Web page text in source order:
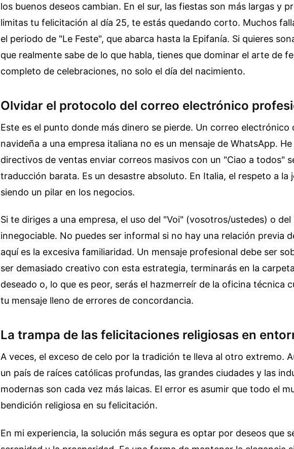
los buenos deseos cambian. En el sur, las fiestas son más largas y
limitas tu felicitación al día 25, te estás quedando corto. Muchos
el periodo de "Le Feste", que abarca hasta la Epifanía. Si quieres
que realmente sabe de lo que habla, tienes que dominar el arte de
completo de celebraciones, no solo el día del nacimiento.
Olvidar el protocolo del correo electrónico
Este es el punto donde más dinero se pierde. Un correo electrónico
navideña a una empresa italiana no es un mensaje de WhatsApp.
directivos de ventas enviar correos masivos con un "Ciao a todos"
traducción barata. Es un desastre absoluto. En Italia, el respeto a la
siendo un pilar en los negocios.
Si te diriges a una empresa, el uso del "Voi" (vosotros/ustedes) o
innegociable. No puedes ser informal si no hay una relación previa
aquí es la excesiva familiaridad. Un mensaje profesional debe ser
ser demasiado creativo con esta estrategia, terminarás en la
deseado o, lo que es peor, serás el hazmerreír de la oficina técnica
tu mensaje lleno de errores de concordancia.
La trampa de las felicitaciones religiosas en
A veces, el exceso de celo por la tradición te lleva al otro extremo.
un país de raíces católicas profundas, las grandes ciudades y las
modernas son cada vez más laicas. El error es asumir que todo el
bendición religiosa en su felicitación.
En mi experiencia, la solución más segura es optar por deseos que